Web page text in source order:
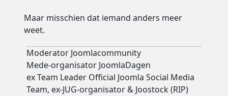
Maar misschien dat iemand anders meer
weet.
Moderator Joomlacommunity
Mede-organisator JoomlaDagen
ex Team Leader Official Joomla Social Media
Team, ex-JUG-organisator & Joostock (RIP)